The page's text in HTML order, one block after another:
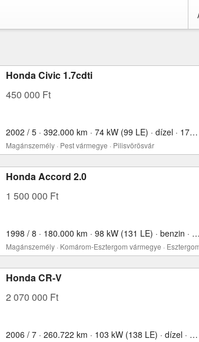
Honda Civic 1.7cdti
450 000 Ft
2002 / 5 · 392.000 km · 74 kW (99 LE) · dízel · 1700 cm³
Magánszemély · Pest vármegye · Pilisvörösvár
Honda Accord 2.0
1 500 000 Ft
1998 / 8 · 180.000 km · 98 kW (131 LE) · benzin · 2000 cm³
Magánszemély · Komárom-Esztergom vármegye ·
Honda CR-V
2 070 000 Ft
2006 / 7 · 260.722 km · 103 kW (138 LE) · dízel · 2204 cm³